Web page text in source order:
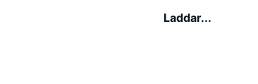
Laddar...